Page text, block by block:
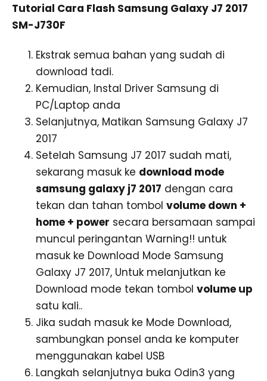
Tutorial Cara Flash Samsung Galaxy J7 2017
SM-J730F
Ekstrak semua bahan yang sudah di
download tadi.
Kemudian, Instal Driver Samsung di
PC/Laptop anda
Selanjutnya, Matikan Samsung Galaxy J7
2017
Setelah Samsung J7 2017 sudah mati,
sekarang masuk ke download mode
samsung galaxy j7 2017 dengan cara
tekan dan tahan tombol volume down +
home + power secara bersamaan sampai
muncul peringantan Warning!! untuk
masuk ke Download Mode Samsung
Galaxy J7 2017, Untuk melanjutkan ke
Download mode tekan tombol volume up
satu kali..
Jika sudah masuk ke Mode Download,
sambungkan ponsel anda ke komputer
menggunakan kabel USB
Langkah selanjutnya buka Odin3 yang